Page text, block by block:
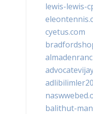
lewis-lewis-
cyetus.com
balithut-